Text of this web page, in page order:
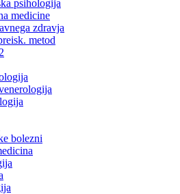
psihologija
medicine
zdravja
metod
bolezni